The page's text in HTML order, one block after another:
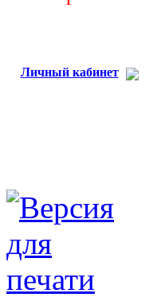
Личный кабинет